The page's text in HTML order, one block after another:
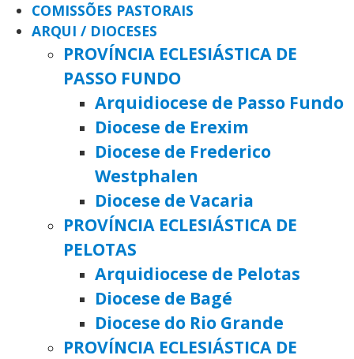
COMISSÕES PASTORAIS
ARQUI / DIOCESES
PROVÍNCIA ECLESIÁSTICA DE
PASSO FUNDO
Arquidiocese de Passo Fundo
Diocese de Erexim
Diocese de Frederico
Westphalen
Diocese de Vacaria
PROVÍNCIA ECLESIÁSTICA DE
PELOTAS
Arquidiocese de Pelotas
Diocese de Bagé
Diocese do Rio Grande
PROVÍNCIA ECLESIÁSTICA DE